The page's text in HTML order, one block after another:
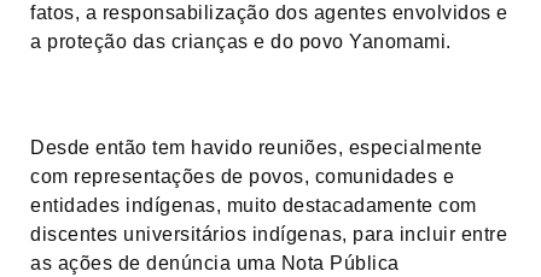
fatos, a responsabilização dos agentes envolvidos e
a proteção das crianças e do povo Yanomami.
Desde então tem havido reuniões, especialmente
com representações de povos, comunidades e
entidades indígenas, muito destacadamente com
discentes universitários indígenas, para incluir entre
as ações de denúncia uma Nota Pública